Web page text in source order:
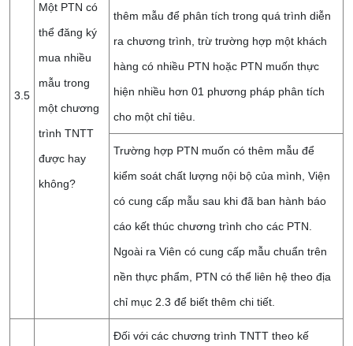
3.5
Một PTN có
thể đăng ký
mua nhiều
mẫu trong
một chương
trình TNTT
được hay
không?
thêm mẫu để phân tích trong quá trình diễn
ra chương trình, trừ trường hợp một khách
hàng có nhiều PTN hoặc PTN muốn thực
hiện nhiều hơn 01 phương pháp phân tích
cho một chỉ tiêu.
Trường hợp PTN muốn có thêm mẫu để
kiểm soát chất lượng nội bộ của mình, Viện
có cung cấp mẫu sau khi đã ban hành báo
cáo kết thúc chương trình cho các PTN.
Ngoài ra Viên có cung cấp mẫu chuẩn trên
nền thực phẩm, PTN có thể liên hệ theo địa
chỉ mục 2.3 để biết thêm chi tiết.
Đối với các chương trình TNTT theo kế